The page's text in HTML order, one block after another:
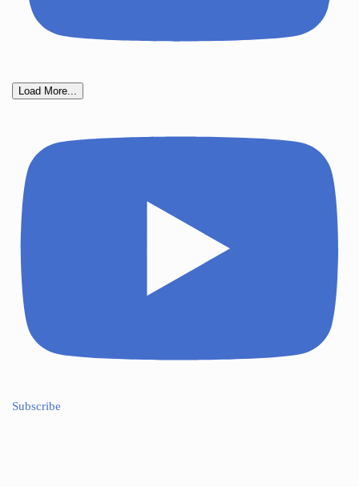
Load More...
Subscribe